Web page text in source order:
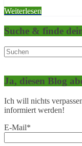
Weiterlesen
Suche & finde
Ja, diesen Blog
Ich will nichts
informiert werden!
E-Mail*